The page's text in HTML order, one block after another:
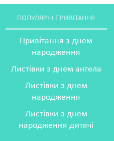
ПОПУЛЯРНІ ПРИВІТАННЯ
Привітання з днем
народження
Листівки з днем ангела
Листівки з днем
народження
Листівки з днем
народження дитячі